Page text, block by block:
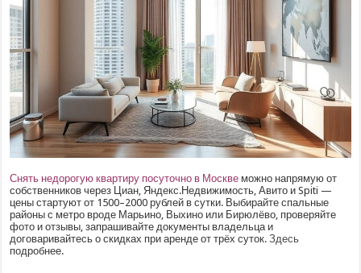
Снять недорогую квартиру посуточно в Москве можно напрямую от
собственников через Циан, Яндекс.Недвижимость, Авито и Spiti —
цены стартуют от 1500–2000 рублей в сутки. Выбирайте спальные
районы с метро вроде Марьино, Выхино или Бирюлёво, проверяйте
фото и отзывы, запрашивайте документы владельца и
договаривайтесь о скидках при аренде от трёх суток.Здесь
подробнее.